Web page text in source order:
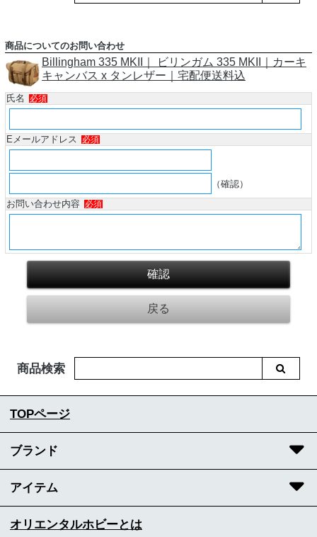
商品についてのお問い合わせ
Billingham 335 MKII｜ ビリンガム 335 MKII｜カーキ
キャンバス x タンレザー｜宅配便送料込
氏名 必須
Eメールアドレス 必須
（確認）
お問い合わせ内容
必須
商品検索
TOPページ
ブランド
アイテム
オリエンタルホビーとは